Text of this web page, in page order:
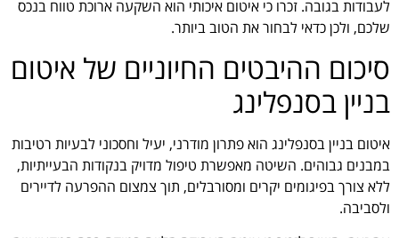
לעבודות בגובה. זכרו כי איטום איכותי הוא השקעה ארוכת טווח בנכס
שלכם, ולכן כדאי לבחור את הטוב ביותר.
סיכום ההיבטים החיוניים של איטום
בניין בסנפלינג
איטום בניין בסנפלינג הוא פתרון מודרני, יעיל וחסכוני לבעיות רטיבות
במבנים גבוהים. השיטה מאפשרת טיפול מדויק בנקודות הבעייתיות,
ללא צורך בפיגומים יקרים ומסורבלים, תוך צמצום ההפרעה לדיירים
ולסביבה.